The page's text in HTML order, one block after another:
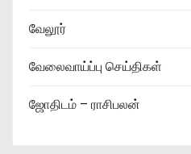
வேலூர்
வேலைவாய்ப்பு செய்திகள்
ஜோதிடம் – ராசிபலன்